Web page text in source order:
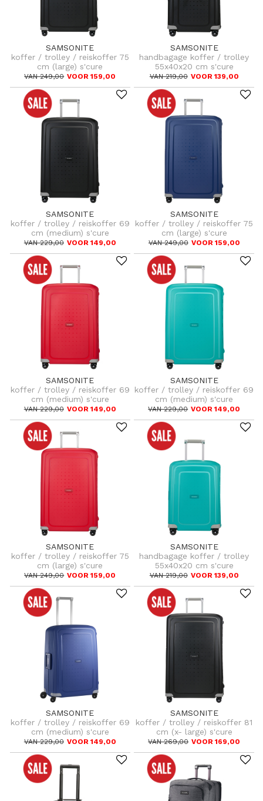
SAMSONITE
koffer / trolley / reiskoffer 75
cm (large) s'cure
VAN 249,00 VOOR 159,00
SAMSONITE
handbagage koffer / trolley
55x40x20 cm s'cure
VAN 219,00 VOOR 139,00
SAMSONITE
koffer / trolley / reiskoffer 69
cm (medium) s'cure
VAN 229,00 VOOR 149,00
SAMSONITE
koffer / trolley / reiskoffer 75
cm (large) s'cure
VAN 249,00 VOOR 159,00
SAMSONITE
koffer / trolley / reiskoffer 69
cm (medium) s'cure
VAN 229,00 VOOR 149,00
SAMSONITE
koffer / trolley / reiskoffer 69
cm (medium) s'cure
VAN 229,00 VOOR 149,00
SAMSONITE
koffer / trolley / reiskoffer 75
cm (large) s'cure
VAN 249,00 VOOR 159,00
SAMSONITE
handbagage koffer / trolley
55x40x20 cm s'cure
VAN 219,00 VOOR 139,00
SAMSONITE
koffer / trolley / reiskoffer 69
cm (medium) s'cure
VAN 229,00 VOOR 149,00
SAMSONITE
koffer / trolley / reiskoffer 81
cm (x- large) s'cure
VAN 269,00 VOOR 169,00